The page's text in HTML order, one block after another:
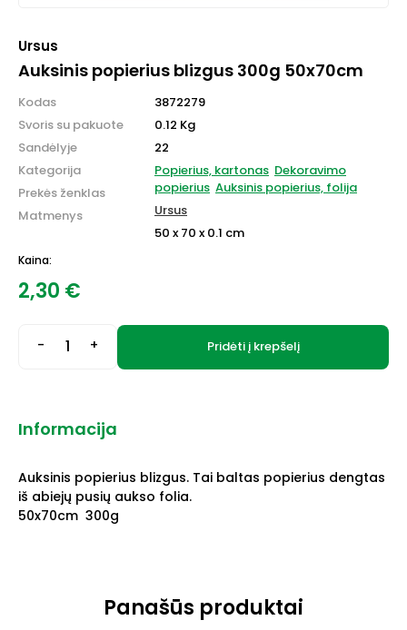
Ursus
Auksinis popierius blizgus 300g 50x70cm
Kodas
Svoris su pakuote
Sandėlyje
Kategorija
Prekės ženklas
Matmenys
3872279
0.12 Kg
22
Popierius, kartonas Dekoravimo
popierius Auksinis popierius, folija
Ursus
50 x 70 x 0.1 cm
Kaina:
2,30 €
- + Pridėti į krepšelį
Informacija
Auksinis popierius blizgus. Tai baltas popierius dengtas
iš abiejų pusių aukso folia.
50x70cm 300g
Panašūs produktai